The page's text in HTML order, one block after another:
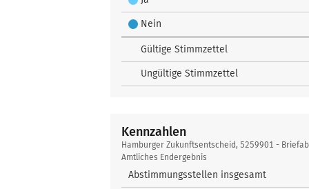
Nein
Gültige Stimmzettel
Ungültige Stimmzettel
Kennzahlen
Kennzahlen
Hamburger Zukunftsentscheid, 5259901 -
Amtliches Endergebnis
Abstimmungsstellen insgesamt